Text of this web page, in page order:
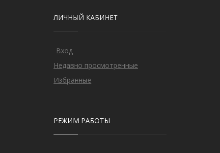
ЛИЧНЫЙ КАБИНЕТ
Вход
Недавно просмотренные
Избранные
РЕЖИМ РАБОТЫ